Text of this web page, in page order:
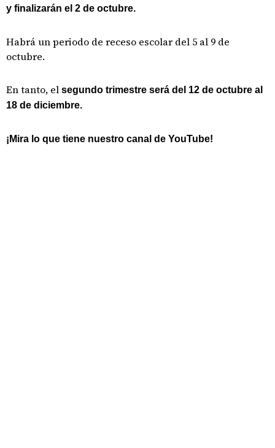
y finalizarán el 2 de octubre.
Habrá un periodo de receso escolar del 5 al 9 de
octubre.
En tanto, el segundo trimestre será del 12 de octubre al
18 de diciembre.
¡Mira lo que tiene nuestro canal de YouTube!